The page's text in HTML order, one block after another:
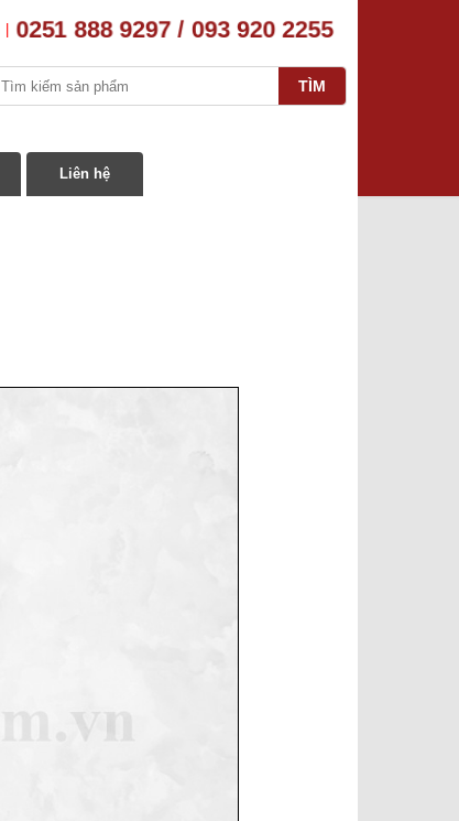
0251 888 9297 / 093 920 2255
Liên hệ